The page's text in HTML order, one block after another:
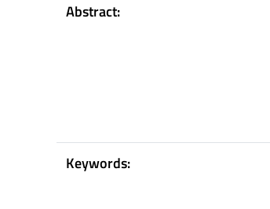
Abstract:
Keywords: